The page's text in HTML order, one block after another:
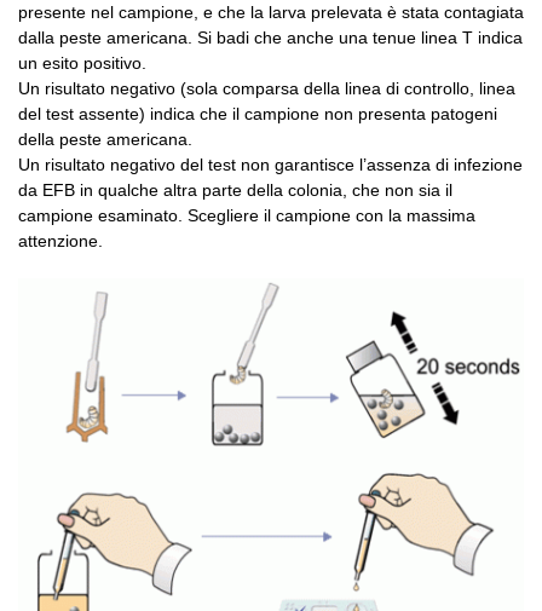
presente nel campione, e che la larva prelevata è stata contagiata
dalla peste americana. Si badi che anche una tenue linea T indica
un esito positivo.
Un risultato negativo (sola comparsa della linea di controllo, linea
del test assente) indica che il campione non presenta patogeni
della peste americana.
Un risultato negativo del test non garantisce l’assenza di infezione
da EFB in qualche altra parte della colonia, che non sia il
campione esaminato. Scegliere il campione con la massima
attenzione.